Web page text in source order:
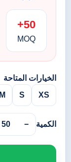
50+
MOQ
الخيارات المتاحة
XS
S
M
الكمية −
50